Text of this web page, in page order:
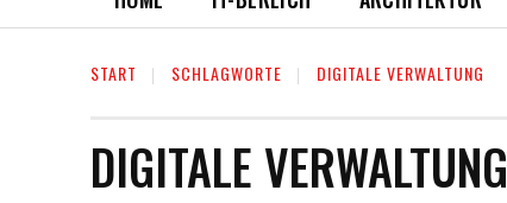
START SCHLAGWORTE DIGITALE VERWALTUNG
DIGITALE VERWALTUNG